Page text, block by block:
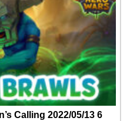
Calling 2022/05/13 6